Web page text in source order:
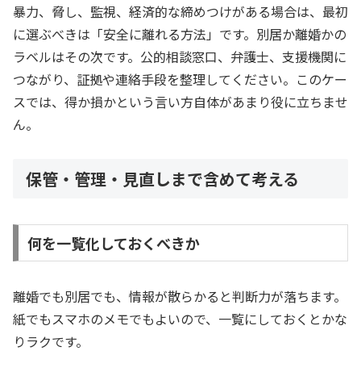
暴力、脅し、監視、経済的な締めつけがある場合は、最初
に選ぶべきは「安全に離れる方法」です。別居か離婚かの
ラベルはその次です。公的相談窓口、弁護士、支援機関に
つながり、証拠や連絡手段を整理してください。このケー
スでは、得か損かという言い方自体があまり役に立ちませ
ん。
保管・管理・見直しまで含めて考える
何を一覧化しておくべきか
離婚でも別居でも、情報が散らかると判断力が落ちます。
紙でもスマホのメモでもよいので、一覧にしておくとかな
りラクです。